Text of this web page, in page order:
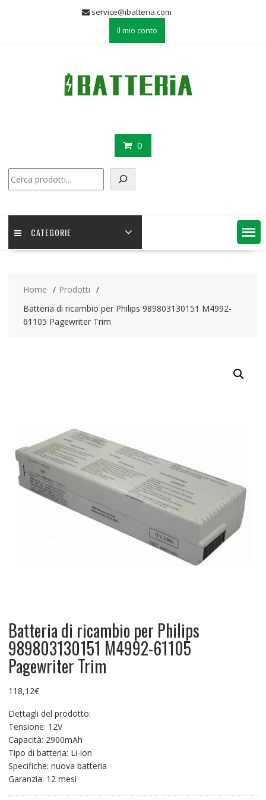
service@ibatteria.com
Il mio conto
0
CATEGORIE
Home
Prodotti
Batteria di ricambio per Philips 989803130151 M4992-
61105 Pagewriter Trim
Batteria di ricambio per Philips
989803130151 M4992-61105
Pagewriter Trim
118,12€
Dettagli del prodotto:
Tensione: 12V
Capacità: 2900mAh
Tipo di batteria: Li-ion
Specifiche: nuova batteria
Garanzia: 12 mesi